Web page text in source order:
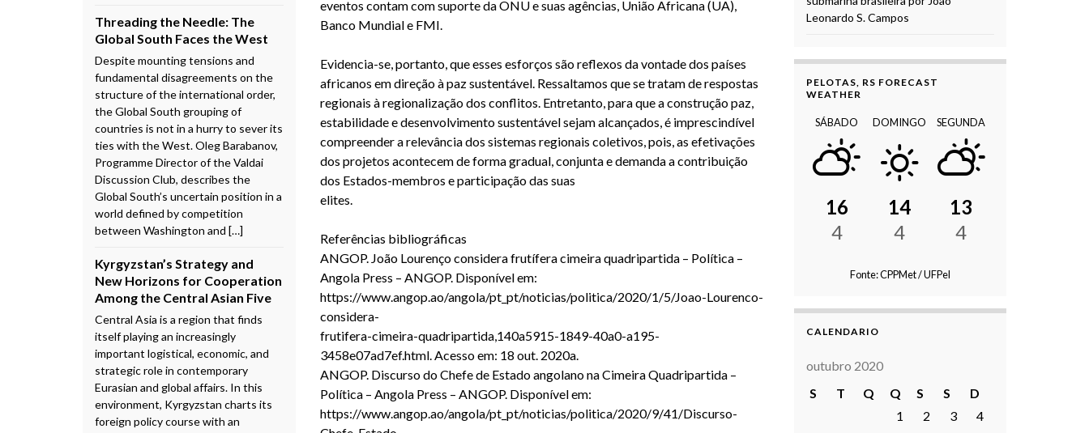
eventos contam com suporte da ONU e suas agências, União Africana (UA),
Banco Mundial e FMI.
Evidencia-se, portanto, que esses esforços são reflexos da vontade dos países
africanos em direção à paz sustentável. Ressaltamos que se tratam de respostas
regionais à regionalização dos conflitos. Entretanto, para que a construção paz,
estabilidade e desenvolvimento sustentável sejam alcançados, é imprescindível
compreender a relevância dos sistemas regionais coletivos, pois, as efetivações
dos projetos acontecem de forma gradual, conjunta e demanda a contribuição
dos Estados-membros e participação das suas
elites.
Referências bibliográficas
ANGOP. João Lourenço considera frutífera cimeira quadripartida – Política –
Angola Press – ANGOP. Disponível em:
https://www.angop.ao/angola/pt_pt/noticias/politica/2020/1/5/Joao-Lourenco-
considera-
frutifera-cimeira-quadripartida,140a5915-1849-40a0-a195-
3458e07ad7ef.html. Acesso em: 18 out. 2020a.
ANGOP. Discurso do Chefe de Estado angolano na Cimeira Quadripartida –
Política – Angola Press – ANGOP. Disponível em:
https://www.angop.ao/angola/pt_pt/noticias/politica/2020/9/41/Discurso-
Threading the Needle: The
Global South Faces the West
Despite mounting tensions and
fundamental disagreements on the
structure of the international order,
the Global South grouping of
countries is not in a hurry to sever its
ties with the West. Oleg Barabanov,
Programme Director of the Valdai
Discussion Club, describes the
Global South’s uncertain position in a
world defined by competition
between Washington and […]
Kyrgyzstan’s Strategy and
New Horizons for Cooperation
Among the Central Asian Five
Central Asia is a region that finds
itself playing an increasingly
important logistical, economic, and
strategic role in contemporary
Eurasian and global affairs. In this
environment, Kyrgyzstan charts its
foreign policy course with an
Leonardo S. Campos
PELOTAS, RS FORECAST
WEATHER
SÁBADO
16
4
DOMINGO
14
4
SEGUNDA
13
4
Fonte: CPPMet / UFPel
CALENDARIO
outubro 2020
S
T Q Q S S
D
1
2 3
4